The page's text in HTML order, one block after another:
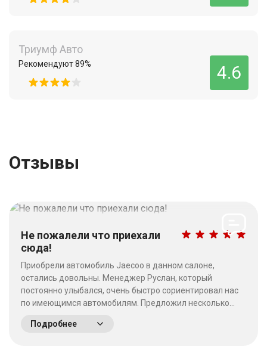
Триумф Авто
Рекомендуют 89% 4.6
Отзывы
Не пожалели что приехали
сюда!
Приобрели автомобиль Jaecoo в данном салоне,
остались довольны. Менеджер Руслан, который
постоянно улыбался, очень быстро сориентировал нас
по имеющимся автомобилям. Предложил несколько
пожалели что приехали сюда! Качество работы на
Подробнее